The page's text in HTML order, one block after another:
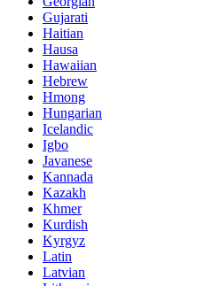
Gujarati
Haitian
Hausa
Hawaiian
Hebrew
Hmong
Hungarian
Icelandic
Igbo
Javanese
Kannada
Kazakh
Khmer
Kurdish
Kyrgyz
Latin
Latvian